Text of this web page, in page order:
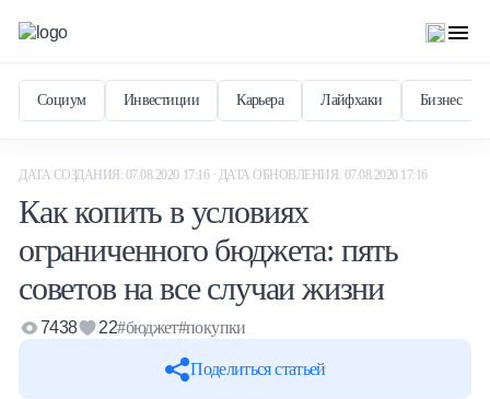
Социум Инвестиции Карьера Лайфхаки Бизнес
ДАТА СОЗДАНИЯ: 07.08.2020 17:16 · ДАТА ОБНОВЛЕНИЯ: 07.08.2020 17:16
Как копить в условиях
ограниченного бюджета: пять
советов на все случаи жизни
Поделиться статьей
7438 22#бюджет#покупки